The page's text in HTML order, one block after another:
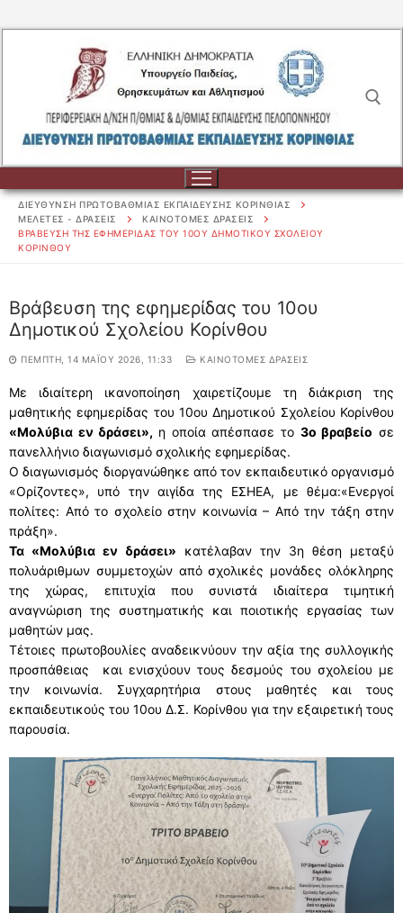
περιεχόμενο
Αναζήτηση για:
ΔΙΟΙΚΗΣΗ
ΔΙΟΙΚΗΣΗ
ΟΡΓΑΝΟΓΡΑΜΜΑ
ΔΙΕΥΘΥΝΤΗΣ
ΠΥΣΠΕ
ΔΕΛΤΙΑ ΤΥΠΟΥ
ΣΧΟΛΕΙΑ
ΣΧΟΛΕΙΑ
ΧΩΡΟΤΑΞΙΚΗ ΚΑΤΑΝΟΜΗ
ΧΩΡΟΤΑΞΙΚΗ ΚΑΤΑΝΟΜΗ
ΧΑΡΤΗΣ
e-ΧΑΡΤΗΣ
ΠΕΡΙΦΕΡΕΙΕΣ ΣΧΟΛΕΙΩΝ
ΣΤΟΙΧΕΙΑ ΣΧΟΛΙΚΩΝ ΜΟΝΑΔΩΝ
ΣΤΟΙΧΕΙΑ ΣΧΟΛΙΚΩΝ ΜΟΝΑΔΩΝ
ΟΜΑΔΕΣ ΣΧΟΛΕΙΩΝ
ΚΑΤΗΓΟΡΙΕΣ ΜΟΡΙΑ
ΟΡΓΑΝΙΚΟΤΗΤΑ ΣΧΟΛΙΚΩΝ ΜΟΝΑΔΩΝ
ΙΔΡΥΜΕΝΟ ΤΜΗΜΑ ΕΝΤΑΞΗΣ
ΟΡΙΣΜΟΣ ΓΙΑ ΛΕΙΤΟΥΡΓΙΑ ΔΥΕΠ
ΔΥΝΑΤΟΤΗΤΑ ΙΔΡΥΣΗΣ Τ.Υ. ΖΕΠ
ΔΙΕΥΘΥΝΣΕΙΣ-ΤΗΛΕΦΩΝΑ ΣΧΟΛΕΙΩΝ
ΣΥΜΒΟΥΛΟΙ ΕΚΠΑΙΔΕΥΣΗΣ
ΙΔΙΩΤΙΚΗ ΕΚΠΑΙΔΕΥΣΗ
ΕΚΔΡΟΜΕΣ
ΕΚΔΡΟΜΕΣ
ΝΟΜΟΘΕΣΙΑ
ΠΡΟΣΚΛΗΣΗ ΕΚΔΗΛΩΣΗΣ ΕΝΔΙΑΦΕΡΟΝΤΟΣ
ΤΑΞΙΔΙΩΤΙΚΩΝ ΓΡΑΦΕΙΩΝ
ΣΥΧΝΕΣ ΕΡΩΤΗΣΕΙΣ ΓΙΑ ΙΔΙΩΤΙΚΗ ΕΚΠΑΙΔΕΥΣΗ –
ΕΚΔΡΟΜΕΣ
ΣΧΟΛΙΚΗ ΚΟΛΥΜΒΗΣΗ
MYSCHOOL
ΕΚΠΑΙΔΕΥΤΙΚΟΙ
ΕΚΠΑΙΔΕΥΤΙΚΟΙ
ΠΡΟΣΛΗΨΕΙΣ – ΔΙΟΡΙΣΜΟΙ
ΑΝΑΠΛΗΡΩΤΕΣ
ΤΟΠΟΘΕΤΗΣΕΙΣ
ΜΕΤΑΘΕΣΕΙΣ
ΑΠΟΣΠΑΣΕΙΣ
ΥΠΕΡΑΡΙΘΜΙΕΣ
ΝΟΜΟΘΕΣΙΑ
ΑΙΤΗΣΕΙΣ
ΜΕΛΕΤΕΣ – ΔΡΑΣΕΙΣ
ΜΕΛΕΤΕΣ – ΔΡΑΣΕΙΣ
ΕΠΙΣΤΗΜΟΝΙΚΗ ΕΠΕΤΗΡΙΔΑ
ΚΑΙΝΟΤΟΜΕΣ ΔΡΑΣΕΙΣ
ΣΥΝΕΔΡΙΟ
ΕΠΟΠΤΡΙΑ-ΣΥΜΒΟΥΛΟΙ
ΕΠΟΠΤΡΙΑ-ΣΥΜΒΟΥΛΟΙ
ΕΠΙΜΟΡΦΩΣΕΙΣ ΕΠΟΠΤΡΙΑΣ ΠΟΙΟΤΗΤΑΣ
ΕΠΙΜΟΡΦΩΣΕΙΣ ΣΥΜΒΟΥΛΩΝ ΕΚΠΑΙΔΕΥΣΗΣ
ΣΩΜΑ ΣΥΜΒΟΥΛΩΝ ΕΚΠΑΙΔΕΥΣΗΣ
ΕΝΤΥΠΑ
ΟΙΚΟΝΟΜΙΚΑ
ΟΙΚΟΝΟΜΙΚΑ
ΜΙΣΘΟΔΟΣΙΑ
ΠΡΟΥΠΟΛΟΓΙΣΜΟΣ
ERASMUS+
ΕΠΙΚΟΙΝΩΝΙΑ
ΕΠΙΚΟΙΝΩΝΙΑ
ΕΠΙΚΟΙΝΩΝΙΑ
ΣΥΧΝΕΣ ΕΡΩΤΗΣΕΙΣ
ΣΥΧΝΕΣ ΕΡΩΤΗΣΕΙΣ – ΤΜΗΜΑ ΔΙΟΙΚΗΤΙΚΟΥ
ΣΥΧΝΕΣ ΕΡΩΤΗΣΕΙΣ – ΤΜΗΜΑ ΟΙΚΟΝΟΜΙΚΟΥ
ΣΥΧΝΕΣ ΕΡΩΤΗΣΕΙΣ – ΤΜΗΜΑ ΠΡΟΣΩΠΙΚΟΥ
ΥΠΟΒΟΛΗ ΑΙΤΗΣΗΣ ΜΕ ΛΟΓΟΤΥΠΟ ΕΣΠΑ
ΔΙΕΥΘΥΝΣΗ ΠΡΩΤΟΒΑΘΜΙΑΣ ΕΚΠΑΙΔΕΥΣΗΣ ΚΟΡΙΝΘΙΑΣ
ΜΕΛΕΤΕΣ - ΔΡΑΣΕΙΣ
ΚΑΙΝΟΤΟΜΕΣ ΔΡΑΣΕΙΣ
ΒΡΆΒΕΥΣΗ ΤΗΣ ΕΦΗΜΕΡΊΔΑΣ ΤΟΥ 10ΟΥ ΔΗΜΟΤΙΚΟΎ ΣΧΟΛΕΊΟΥ
ΚΟΡΊΝΘΟΥ
Βράβευση της εφημερίδας του 10ου
Δημοτικού Σχολείου Κορίνθου
ΠΈΜΠΤΗ, 14 ΜΑΪ́ΟΥ 2026, 11:33 ΚΑΙΝΟΤΟΜΕΣ ΔΡΑΣΕΙΣ
Με ιδιαίτερη ικανοποίηση χαιρετίζουμε τη διάκριση της
μαθητικής εφημερίδας του 10ου Δημοτικού Σχολείου Κορίνθου
«Μολύβια εν δράσει», η οποία απέσπασε το 3ο βραβείο σε
πανελλήνιο διαγωνισμό σχολικής εφημερίδας.
Ο διαγωνισμός διοργανώθηκε από τον εκπαιδευτικό οργανισμό
«Ορίζοντες», υπό την αιγίδα της ΕΣΗΕΑ, με θέμα:«Ενεργοί
πολίτες: Από το σχολείο στην κοινωνία – Από την τάξη στην
πράξη».
Τα «Μολύβια εν δράσει» κατέλαβαν την 3η θέση μεταξύ
πολυάριθμων συμμετοχών από σχολικές μονάδες ολόκληρης
της χώρας, επιτυχία που συνιστά ιδιαίτερα τιμητική
αναγνώριση της συστηματικής και ποιοτικής εργασίας των
μαθητών μας.
Τέτοιες πρωτοβουλίες αναδεικνύουν την αξία της συλλογικής
προσπάθειας και ενισχύουν τους δεσμούς του σχολείου με
την κοινωνία. Συγχαρητήρια στους μαθητές και τους
εκπαιδευτικούς του 10ου Δ.Σ. Κορίνθου για την εξαιρετική τους
παρουσία.